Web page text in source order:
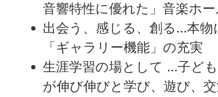
音響特性に優れた」音楽ホ
出会う、感じる、創る…本
「ギャラリー機能」の充実
生涯学習の場として …子ど
が伸び伸びと学び、遊び、